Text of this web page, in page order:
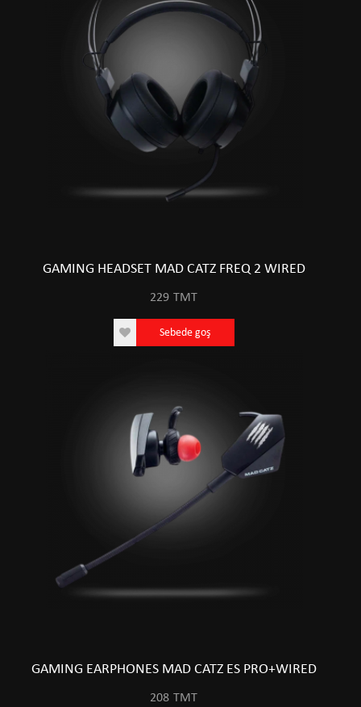
GAMING HEADSET MAD CATZ FREQ 2 WIRED
229 TMT
Sebede goş
GAMING EARPHONES MAD CATZ ES PRO+WIRED
208 TMT